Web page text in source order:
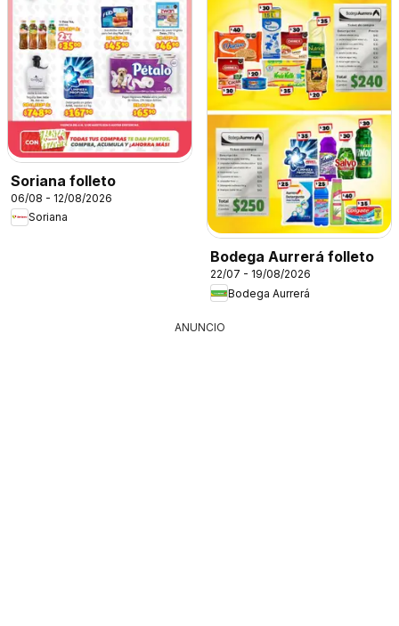
Soriana folleto
06/08 - 12/08/2026
Soriana
Bodega Aurrerá folleto
22/07 - 19/08/2026
Bodega Aurrerá
ANUNCIO